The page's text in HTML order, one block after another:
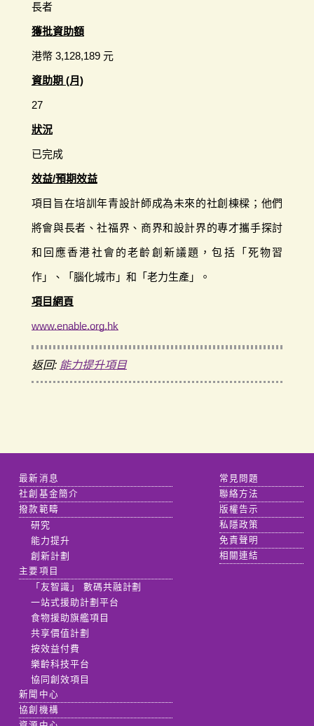
長者
獲批資助額
港幣 3,128,189 元
資助期 (月)
27
狀況
已完成
效益/預期效益
項目旨在培訓年青設計師成為未來的社創棟樑；他們
將會與長者、社福界、商界和設計界的專才攜手探討
和回應香港社會的老齡創新議題，包括「死物習
作」、「腦化城市」和「老力生產」。
項目網頁
www.enable.org.hk
返回: 能力提升項目
最新消息
社創基金簡介
撥款範疇
研究
能力提升
創新計劃
主要項目
「友智識」 數碼共融計劃
一站式援助計劃平台
食物援助旗艦項目
共享價值計劃
按效益付費
樂齡科技平台
協同創效項目
新聞中心
協創機構
常見問題
聯絡方法
版權告示
私隱政策
免責聲明
相關連結